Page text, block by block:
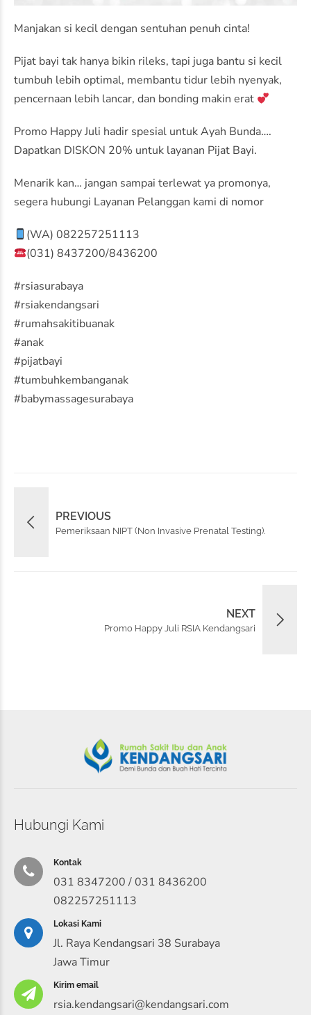
Manjakan si kecil dengan sentuhan penuh cinta!
Pijat bayi tak hanya bikin rileks, tapi juga bantu si kecil
tumbuh lebih optimal, membantu tidur lebih nyenyak,
pencernaan lebih lancar, dan bonding makin erat
Promo Happy Juli hadir spesial untuk Ayah Bunda….
Dapatkan DISKON 20% untuk layanan Pijat Bayi.
Menarik kan… jangan sampai terlewat ya promonya,
segera hubungi Layanan Pelanggan kami di nomor
(WA) 082257251113
(031) 8437200/8436200
#rsiasurabaya
#rsiakendangsari
#rumahsakitibuanak
#anak
#pijatbayi
#tumbuhkembanganak
#babymassagesurabaya
PREVIOUS
Pemeriksaan NIPT (Non Invasive Prenatal Testing).
NEXT
Promo Happy Juli RSIA Kendangsari
Hubungi Kami
Kontak
031 8347200 / 031 8436200
082257251113
Lokasi Kami
Jl. Raya Kendangsari 38 Surabaya
Jawa Timur
Kirim email
rsia.kendangsari@kendangsari.com